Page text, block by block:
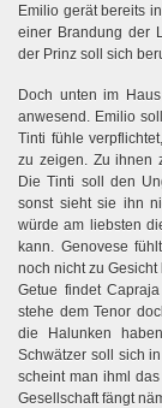
Emilio gerät bereits
einer Brandung der
der Prinz soll sich
Doch unten im
anwesend. Emilio
Tinti fühle
zu zeigen. Zu ihnen
Die Tinti soll den
sonst sieht sie ihn
würde am liebsten
kann. Genovese
noch nicht zu
Getue findet
stehe dem Tenor
die Halunken
Schwätzer soll sich
scheint man ihml
Gesellschaft fängt